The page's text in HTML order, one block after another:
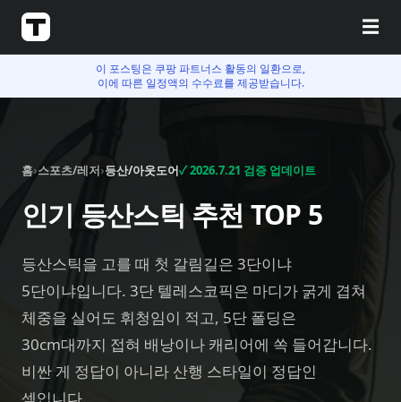
☰
이 포스팅은 쿠팡 파트너스 활동의 일환으로,
이에 따른 일정액의 수수료를 제공받습니다.
홈›스포츠/레저›등산/아웃도어✓2026.7.21 검증 업데이트
인기 등산스틱 추천 TOP 5
등산스틱을 고를 때 첫 갈림길은 3단이냐
5단이냐입니다. 3단 텔레스코픽은 마디가 굵게 겹쳐
체중을 실어도 휘청임이 적고, 5단 폴딩은
30cm대까지 접혀 배낭이나 캐리어에 쏙 들어갑니다.
비싼 게 정답이 아니라 산행 스타일이 정답인